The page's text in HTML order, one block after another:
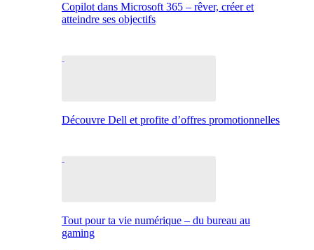
Copilot dans Microsoft 365 – rêver, créer et
atteindre ses objectifs
Découvre Dell et profite d’offres promotionnelles
Tout pour ta vie numérique – du bureau au
gaming